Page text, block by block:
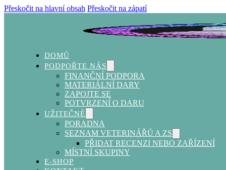
Přeskočit na hlavní obsah Přeskočit na zápatí
DOMŮ
PODPOŘTE NÁS
FINANČNÍ PODPORA
MATERIÁLNÍ DARY
ZAPOJTE SE
POTVRZENÍ O DARU
UŽITEČNÉ
PORADNA
SEZNAM VETERINÁŘŮ A ZS
PŘIDAT RECENZI NEBO ZAŘÍZENÍ
MÍSTNÍ SKUPINY
E-SHOP